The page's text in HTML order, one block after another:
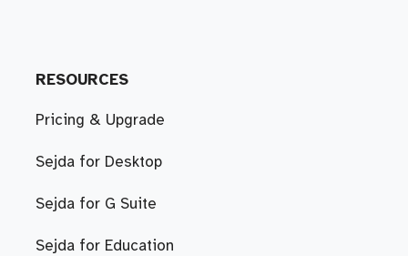
RESOURCES
Pricing & Upgrade
Sejda for Desktop
Sejda for G Suite
Sejda for Education